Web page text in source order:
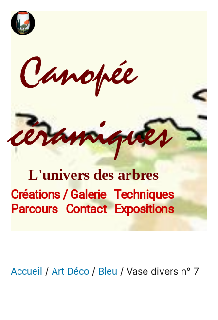
Aller
au
Canopée
céramiques
L'univers des arbres
Créations / Galerie Techniques
Parcours
Contact Expositions
Accueil / Art Déco / Bleu / Vase divers n° 7